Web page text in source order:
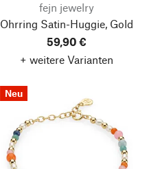
fejn jewelry
Ohrring Satin-Huggie, Gold
59,90 €
+ weitere Varianten
Neu